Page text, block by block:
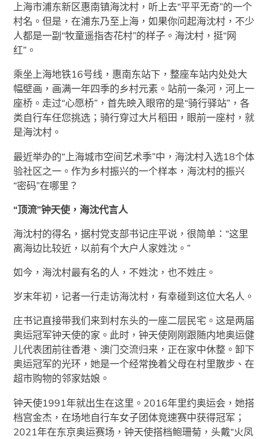
上海市浦东新区惠南镇海沈村，听上去“平平无奇”的一个
村名。但是，在浦东乃至上海，如果你问起海沈村，不少
人都是一副“牧童遥指杏花村”的样子。海沈村，挺“网
红”。
乘坐上海地铁16号线，惠南东站下，整座车站内处处大
幅壁画，画满一年四季的乡村元素。站前一条河，河上一
座桥。走过“心愿桥”，首先映入眼帘的是“骑行驿站”，各
类自行车任您挑选；骑行穿过大片稻田，眼前一座村，就
是海沈村。
最近举办的“上海城市空间艺术季”中，海沈村入选18个体
验社区之一。作为乡村振兴的一个样本，海沈村的振兴
“密码”在哪里？
“顶流”钟天使，海沈代言人
海沈村的得名，据村党支部书记庄平说，很简单：“这里
离海边比较近，以前有个大户人家姓沈。”
如今，海沈村最有名的人，不姓沈，也不姓庄。
岁末年初，记者一行走访海沈村，有幸碰到这位大名人。
庄书记直接带我们来到村东头的一座二层民宅。这是两届
奥运冠军钟天使的家。此时，钟天使刚刚跟随内地奥运健
儿代表团前往香港、澳门交流归来，正在家中休整。卸下
奥运冠军的光环，她是一个经常挽着父母在村里散步、在
超市购物的邻家姑娘。
钟天使1991年就出生在这里。2016年里约奥运会，她搭
档宫金杰，在场地自行车女子团体竞速赛中获得冠军；
2021年在东京奥运赛场，钟天使搭档鲍珊菊，头戴“火凤